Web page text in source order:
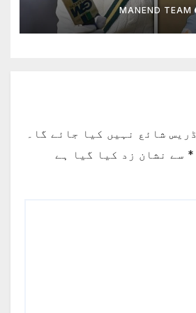
MANEND TEAM
شائع نہیں کیا جائے گا۔
* سے نشان زد کیا گیا ہے